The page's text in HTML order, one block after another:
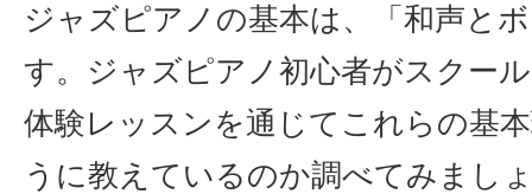
ジャズピアノの基本は、「和声と
す。ジャズピアノ初心者がスクー
体験レッスンを通じてこれらの基
うに教えているのか調べてみまし